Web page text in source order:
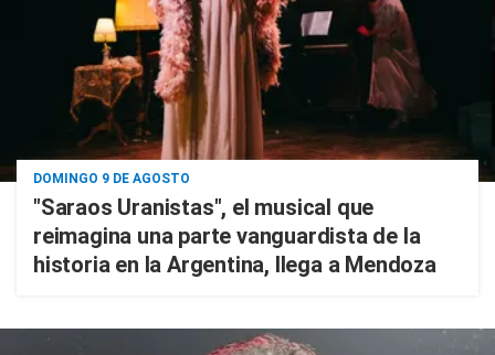
DOMINGO 9 DE AGOSTO
"Saraos Uranistas", el musical que
reimagina una parte vanguardista de la
historia en la Argentina, llega a Mendoza